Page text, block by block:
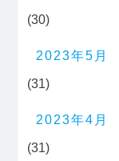
(30)
2023年5月
(31)
2023年4月
(31)